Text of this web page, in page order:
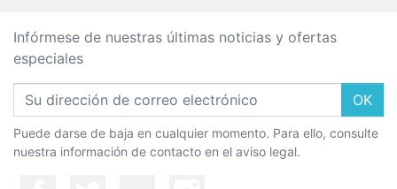
Infórmese de nuestras últimas noticias y ofertas
especiales
OK
Puede darse de baja en cualquier momento. Para ello, consulte
nuestra información de contacto en el aviso legal.